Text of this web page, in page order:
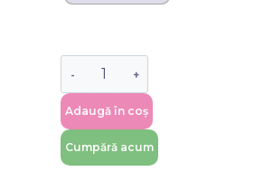
Adaugă în coș
Cumpără acum